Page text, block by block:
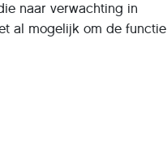
naar verwachting in
al mogelijk om de functie